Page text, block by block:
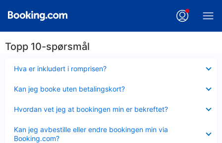
Topp 10-spørsmål
Hva er inkludert i romprisen?
mindre
Kan jeg booke uten betalingskort?
mindre
Hvordan vet jeg at bookingen min er bekreftet?
mindre
Kan jeg avbestille eller endre bookingen min via
Booking.com?
mindre